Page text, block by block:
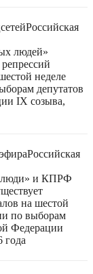
Российская
людей»
неделе
депутатов
IX созыва,
Российская
люди» и КПРФ
на шестой
по выборам
Федерации
года